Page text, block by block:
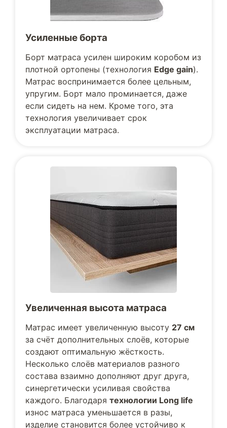
Усиленные борта
Борт матраса усилен широким коробом из
плотной ортопены (технология Edge gain).
Матрас воспринимается более цельным,
упругим. Борт мало проминается, даже
если сидеть на нем. Кроме того, эта
технология увеличивает срок
эксплуатации матраса.
Увеличенная высота матраса
Матрас имеет увеличенную высоту 27 см
за счёт дополнительных слоёв, которые
создают оптимальную жёсткость.
Несколько слоёв материалов разного
состава взаимно дополняют друг друга,
синергетически усиливая свойства
каждого. Благодаря технологии Long life
износ матраса уменьшается в разы,
изделие становится более устойчиво к